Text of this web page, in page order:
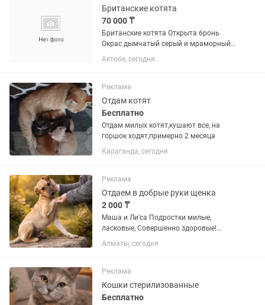
трёхцветная...
Британские котята
70 000 ₸
Британские котята Открыта бронь
Окрас дымчатый серый и мраморный
Цена- 70 000 Отличная идея на
подарок близким, праздник, дарите
Актобе, сегодня
Реклама
Отдам котят
Бесплатно
Отдам милых котят,кушают все, на
горшок ходят,примерно 2 месяца
Караганда, сегодня
Реклама
Отдаем в добрые руки щенка
2 000 ₸
Маша и Ли'са Подростки милые,
ласковые, Совершенно здоровые!
Вакцинированы и обработаны
Стерилизованы Не будет не нужного
Подарят: Любовь Преданность
Верность На...
Алматы, сегодня
Реклама
Кошки стерилизованные
Бесплатно